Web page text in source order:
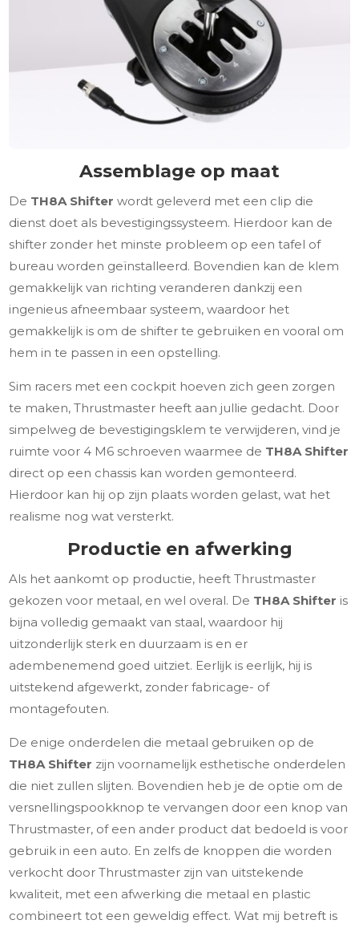
Assemblage op maat
De TH8A Shifterwordt geleverd met een clip die
dienst doet als bevestigingssysteem. Hierdoor kan de
shifter zonder het minste probleem op een tafel of
bureau worden geïnstalleerd. Bovendien kan de klem
gemakkelijk van richting veranderen dankzij een
ingenieus afneembaar systeem, waardoor het
gemakkelijk is om de shifter te gebruiken en vooral om
hem in te passen in een opstelling.
Sim racers met een cockpit hoeven zich geen zorgen
te maken, Thrustmaster heeft aan jullie gedacht. Door
simpelweg de bevestigingsklem te verwijderen, vind je
ruimte voor 4 M6 schroeven waarmee de TH8A Shifter
direct op een chassis kan worden gemonteerd.
Hierdoor kan hij op zijn plaats worden gelast, wat het
realisme nog wat versterkt.
Productie en afwerking
Als het aankomt op productie, heeft Thrustmaster
gekozen voor metaal, en wel overal. De TH8A Shifter is
bijna volledig gemaakt van staal, waardoor hij
uitzonderlijk sterk en duurzaam is en er
adembenemend goed uitziet. Eerlijk is eerlijk, hij is
uitstekend afgewerkt, zonder fabricage- of
montagefouten.
De enige onderdelen die metaal gebruiken op de
TH8A Shifter zijn voornamelijk esthetische onderdelen
die niet zullen slijten. Bovendien heb je de optie om de
versnellingspookknop te vervangen door een knop van
Thrustmaster, of een ander product dat bedoeld is voor
gebruik in een auto. En zelfs de knoppen die worden
verkocht door Thrustmaster zijn van uitstekende
kwaliteit, met een afwerking die metaal en plastic
combineert tot een geweldig effect. Wat mij betreft is